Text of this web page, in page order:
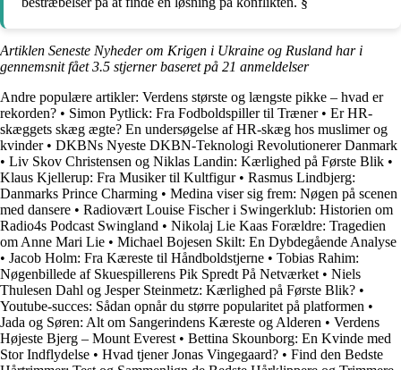
Artiklen Seneste Nyheder om Krigen i Ukraine og Rusland har i
gennemsnit fået3.5 stjerner baseret på 21 anmeldelser
Andre populære artikler: Verdens største og længste pikke – hvad er
rekorden? • Simon Pytlick: Fra Fodboldspiller til Træner• Er HR-
skæggets skæg ægte? En undersøgelse af HR-skæg hos muslimer og
kvinder• DKBNs Nyeste DKBN-Teknologi Revolutionerer Danmark
• Liv Skov Christensen og Niklas Landin: Kærlighed på Første Blik •
Klaus Kjellerup: Fra Musiker til Kultfigur• Rasmus Lindbjerg:
Danmarks Prince Charming • Medina viser sig frem: Nøgen på scenen
med dansere • Radiovært Louise Fischer i Swingerklub: Historien om
Radio4s Podcast Swingland • Nikolaj Lie Kaas Forældre: Tragedien
om Anne Mari Lie • Michael Bojesen Skilt: En Dybdegående Analyse
• Jacob Holm: Fra Kæreste til Håndboldstjerne • Tobias Rahim:
Nøgenbillede af Skuespillerens Pik Spredt På Netværket • Niels
Thulesen Dahl og Jesper Steinmetz: Kærlighed på Første Blik? •
Youtube-succes: Sådan opnår du større popularitet på platformen •
Jada og Søren: Alt om Sangerindens Kæreste og Alderen • Verdens
Højeste Bjerg – Mount Everest • Bettina Skounborg: En Kvinde med
Stor Indflydelse • Hvad tjener Jonas Vingegaard? • Find den Bedste